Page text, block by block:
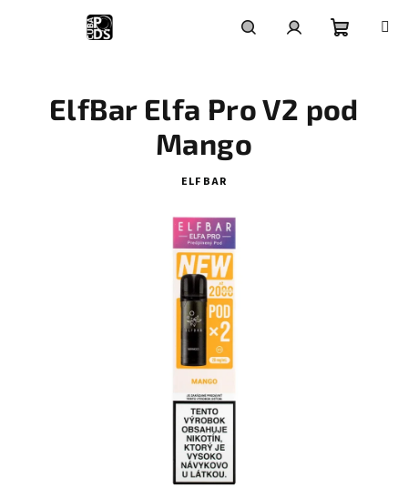
košík
ElfBar Elfa Pro V2 pod
Mango
ELF BAR